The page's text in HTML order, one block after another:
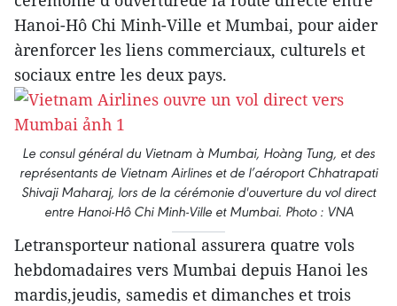
Hanoi-Hô Chi Minh-Ville et Mumbai, pour aider
àrenforcer les liens commerciaux, culturels et
sociaux entre les deux pays.
Le consul général du Vietnam à Mumbai, Hoàng Tung, et des
représentants de Vietnam Airlines et de l’aéroport Chhatrapati
Shivaji Maharaj, lors de la cérémonie d'ouverture du vol direct
entre Hanoi-Hô Chi Minh-Ville et Mumbai. Photo : VNA
Letransporteur national assurera quatre vols
hebdomadaires vers Mumbai depuis Hanoi les
mardis,jeudis, samedis et dimanches et trois